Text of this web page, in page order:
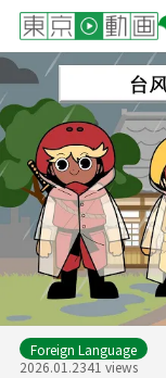
Play
Foreign Language
2026.01.2341 views